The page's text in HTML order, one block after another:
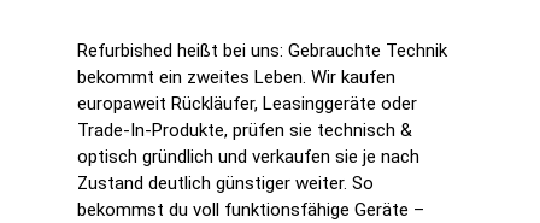
Refurbished heißt bei uns: Gebrauchte Technik
bekommt ein zweites Leben. Wir kaufen
europaweit Rückläufer, Leasinggeräte oder
Trade-In-Produkte, prüfen sie technisch &
optisch gründlich und verkaufen sie je nach
Zustand deutlich günstiger weiter. So
bekommst du voll funktionsfähige Geräte –